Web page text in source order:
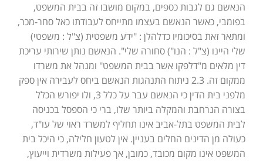
הנאשם גם לגבות כספים, במקום מושבו זה בבית המשפט,
בפומבי, כאשר הנאשם בעצמו מתייחס לעבודתו כאל סחר-מכר,
ומתאר זאת בסיכומיו כדלהלן : "ידע משפטית (צ"ל : משפטי)
שלי היינו (צ"ל : הנו") סחורה שלי". הנאשם נותן שירותי עריכת
דין מלאים מ"דלפקו אשר בבית המשפט" ומנהל את משרדו
ממקום זה. 2.3 ניתוח התנהגות הנאשם ביחס לעבירה אין ספק
מלפני בית הדין כי הנאשם עבר על כלל 3, ולו יפורש הכלל
בצורה הנרחבת והמקלה ביותר שלו, ברי כי הספסל בכניסה
לבית המשפט בתל-אביב אינו תחליף למשרד ראוי של עו"ד,
כעולה מן הדינים החלים בעניין. אין לטעון חלילה, כי היכל בית
המשפט אינו מקום מכובד, כמובן, אך פעילות משרדית וייעוץ,